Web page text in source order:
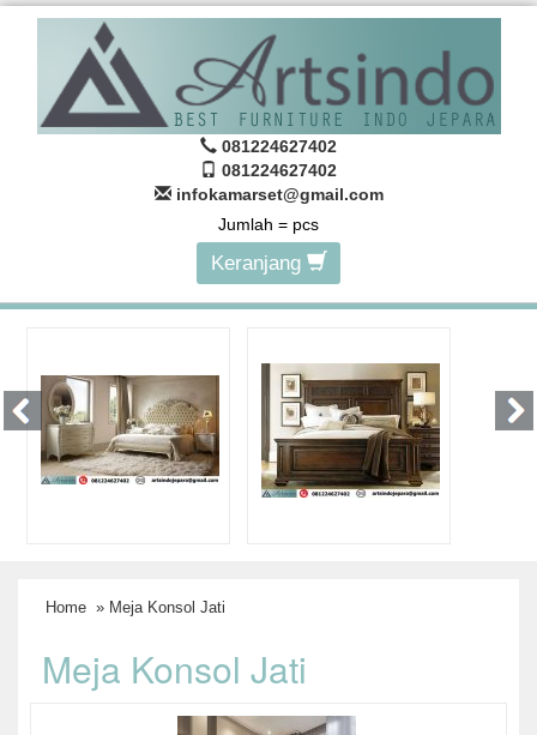
081224627402
081224627402
infokamarset@gmail.com
Jumlah = pcs
Keranjang
Home » Meja Konsol Jati
Meja Konsol Jati